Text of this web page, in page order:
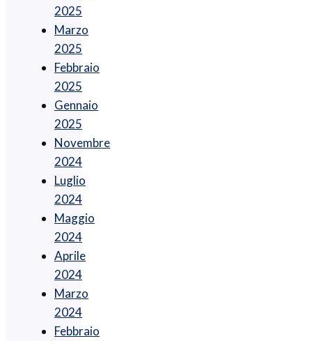
2025
Marzo
2025
Febbraio
2025
Gennaio
2025
Novembre
2024
Luglio
2024
Maggio
2024
Aprile
2024
Marzo
2024
Febbraio